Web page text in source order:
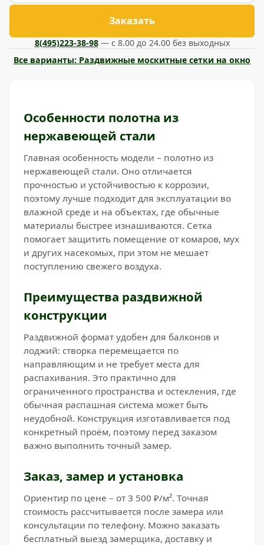
Заказать
8(495)223-38-98— с 8.00 до 24.00 без выходных
Все варианты: Раздвижные москитные сетки на окно
Особенности полотна из
нержавеющей стали
Главная особенность модели – полотно из
нержавеющей стали. Оно отличается
прочностью и устойчивостью к коррозии,
поэтому лучше подходит для эксплуатации во
влажной среде и на объектах, где обычные
материалы быстрее изнашиваются. Сетка
помогает защитить помещение от комаров, мух
и других насекомых, при этом не мешает
поступлению свежего воздуха.
Преимущества раздвижной
конструкции
Раздвижной формат удобен для балконов и
лоджий: створка перемещается по
направляющим и не требует места для
распахивания. Это практично для
ограниченного пространства и остекления, где
обычная распашная система может быть
неудобной. Конструкция изготавливается под
конкретный проём, поэтому перед заказом
важно выполнить точный замер.
Заказ, замер и установка
Ориентир по цене – от 3 500 ₽/м². Точная
стоимость рассчитывается после замера или
консультации по телефону. Можно заказать
бесплатный выезд замерщика, доставку и